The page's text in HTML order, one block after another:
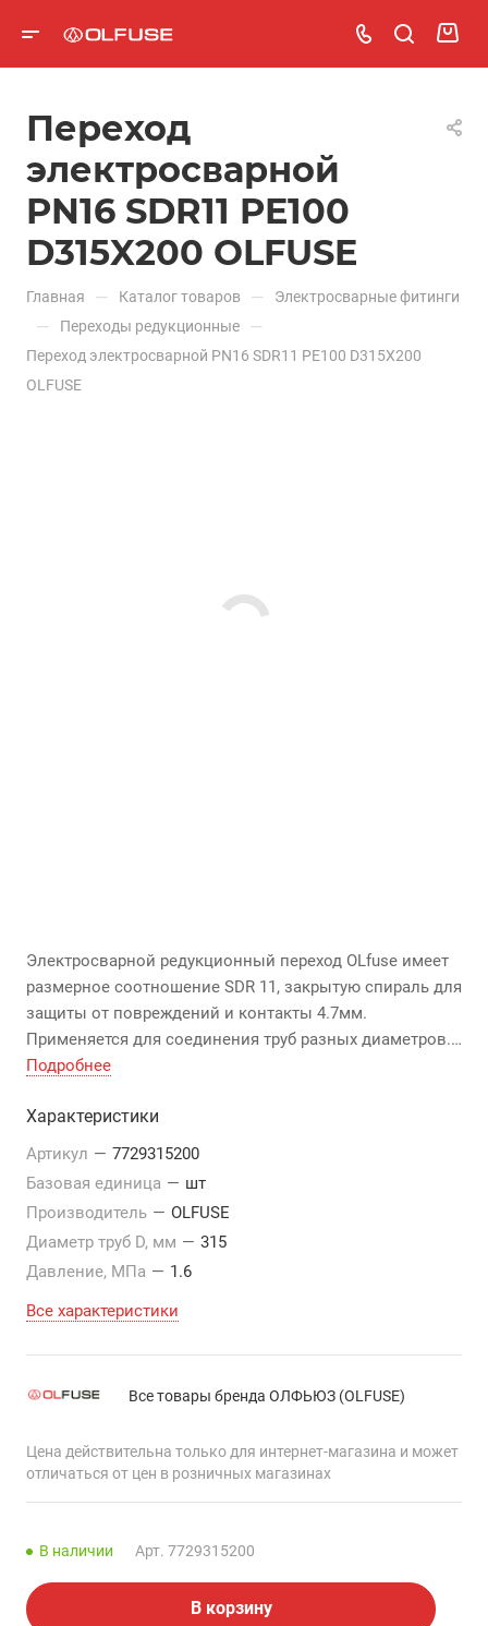
Переход
электросварной
PN16 SDR11 PE100
D315X200 OLFUSE
Главная — Каталог товаров — Электросварные фитинги
— Переходы редукционные —
Переход электросварной PN16 SDR11 PE100 D315X200
OLFUSE
Электросварной редукционный переход OLfuse имеет
размерное соотношение SDR 11, закрытую спираль для
защиты от повреждений и контакты 4.7мм.
Применяется для соединения труб разных диаметров.
Предназначен для монтажа водопроводов с
Подробнее
Характеристики
Артикул — 7729315200
Базовая единица — шт
Производитель — OLFUSE
Диаметр труб D, мм — 315
Давление, МПа — 1.6
Все характеристики
Все товары бренда ОЛФЬЮЗ (OLFUSE)
Цена действительна только для интернет-магазина и может
отличаться от цен в розничных магазинах
В наличии Арт. 7729315200
В корзину